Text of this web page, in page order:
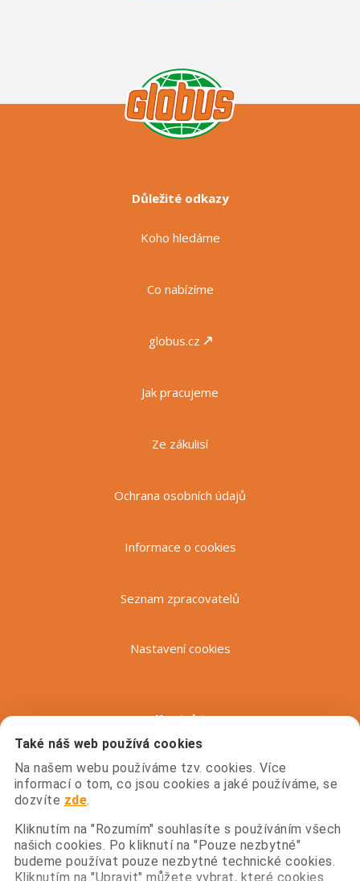
Také náš web používá cookies
Na našem webu používáme tzv. cookies. Více
informací o tom, co jsou cookies a jaké používáme, se
dozvíte zde
Kliknutím na "Rozumím" souhlasíte s používáním všech
našich cookies. Po kliknutí na "Pouze nezbytné"
budeme používat pouze nezbytné technické cookies.
Kliknutím na "Upravit" můžete vybrat, které cookies
Důležité odkazy
Koho hledáme
Co nabízíme
globus.cz
Jak pracujeme
Ze zákulisí
Ochrana osobních údajů
Informace o cookies
Seznam zpracovatelů
Nastavení cookies
Kontakt